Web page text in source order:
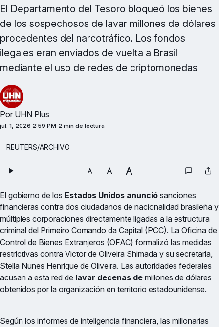
El Departamento del Tesoro bloqueó los bienes
de los sospechosos de lavar millones de dólares
procedentes del narcotráfico. Los fondos
ilegales eran enviados de vuelta a Brasil
mediante el uso de redes de criptomonedas
Por UHN Plus
jul. 1, 2026 2:59 PM 2 min de lectura
REUTERS/ARCHIVO
El gobierno de los Estados Unidos anunció sanciones
financieras contra dos ciudadanos de nacionalidad brasileña y
múltiples corporaciones directamente ligadas a la estructura
criminal del Primeiro Comando da Capital (PCC). La Oficina de
Control de Bienes Extranjeros (OFAC) formalizó las medidas
restrictivas contra Victor de Oliveira Shimada y su secretaria,
Stella Nunes Henrique de Oliveira. Las autoridades federales
acusan a esta red de lavar decenas de millones de dólares
obtenidos por la organización en territorio estadounidense.
Según los informes de inteligencia financiera, las millonarias